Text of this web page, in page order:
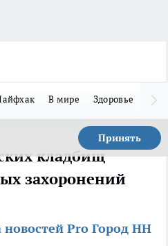
В мире Здоровье
Принять
кладбищ
захоронений
новостей Pro Город НН